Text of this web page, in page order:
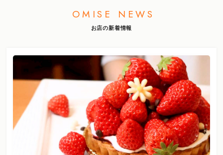
OMISE NEWS
お店の新着情報